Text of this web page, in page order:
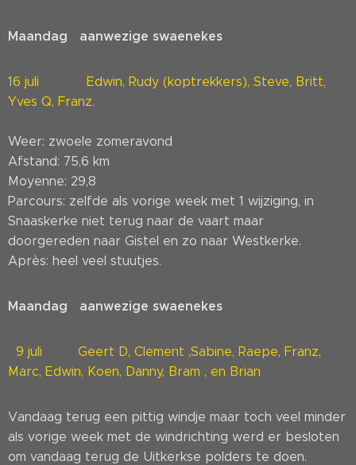
Maandag aanwezige swaenekes
16 juli Edwin, Rudy (koptrekkers), Steve, Britt,
Yves Q, Franz.
Weer: zwoele zomeravond
Afstand: 75,6 km
Moyenne: 29,8
Parcours: zelfde als vorige week met 1 wijziging, in
Snaaskerke niet terug naar de vaart maar
doorgereden naar Gistel en zo naar Westkerke.
Après: heel veel stuutjes.
Maandag aanwezige swaenekes
9 juli Geert D, Clement ,Sabine, Raepe, Franz,
Marc, Edwin, Koen, Danny, Bram , en Brian
Vandaag terug een pittig windje maar toch veel minder
als vorige week met de windrichting werd er besloten
om vandaag terug de Uitkerkse polders te doen.